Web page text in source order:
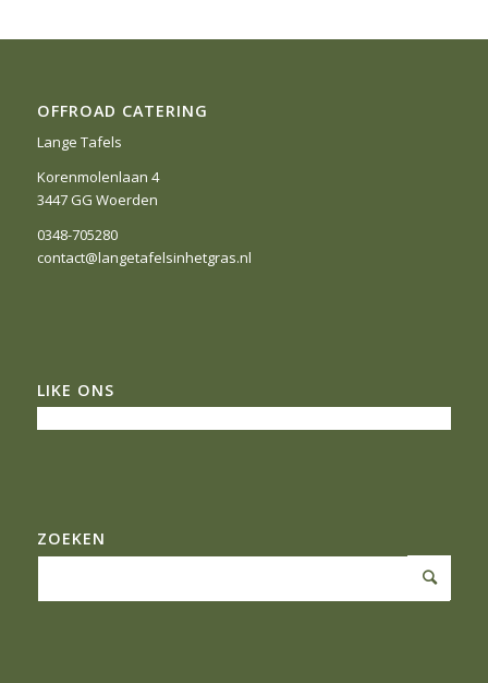
OFFROAD CATERING
Lange Tafels
Korenmolenlaan 4
3447 GG Woerden
0348-705280
contact@langetafelsinhetgras.nl
LIKE ONS
ZOEKEN